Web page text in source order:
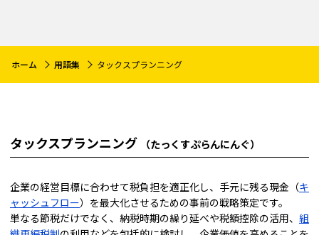
ホーム 用語集 タックスプランニング
タックスプランニング （たっくすぷらんにんぐ）
企業の経営目標に合わせて税負担を適正化し、手元に残る現金（キ
ャッシュフロー）を最大化させるための事前の戦略策定です。
単なる節税だけでなく、納税時期の繰り延べや税額控除の活用、 組